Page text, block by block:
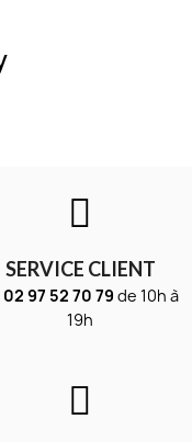
SERVICE CLIENT
02 97 52 70 79 de 10h à
19h